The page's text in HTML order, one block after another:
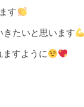
す
たいと思います
すように